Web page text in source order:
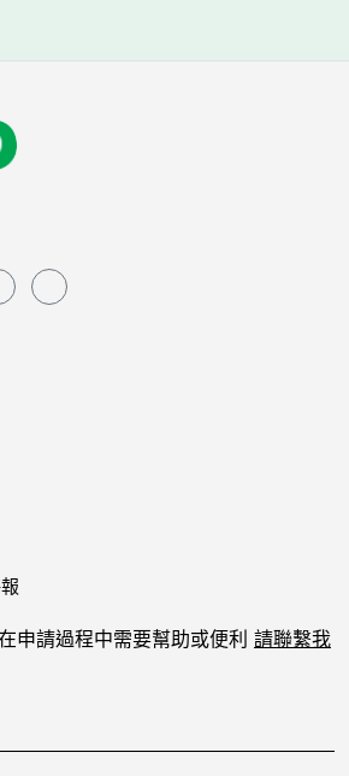
申請過程中需要幫助或便利 請聯繫我